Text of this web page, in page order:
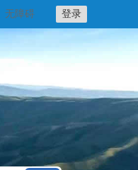
登录
无障碍